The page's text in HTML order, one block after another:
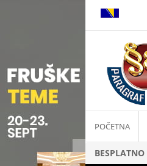
POČETNA
BESPLATNO